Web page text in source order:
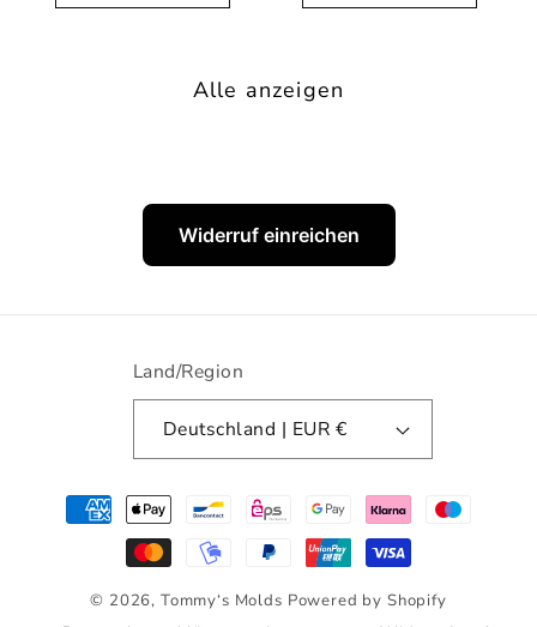
Alle anzeigen
Widerruf einreichen
Land/Region
Deutschland | EUR €
Zahlungsmethoden
© 2026, Tommy‘s Molds Powered by Shopify